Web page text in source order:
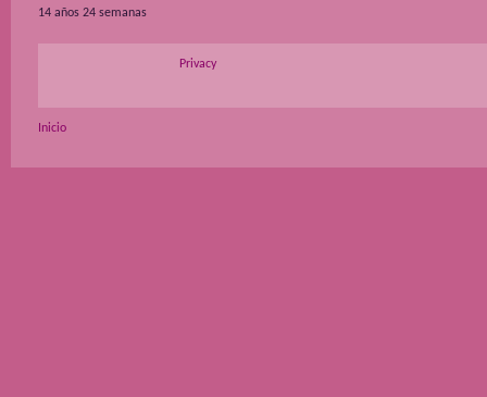
14 años 24 semanas
Privacy
Inicio